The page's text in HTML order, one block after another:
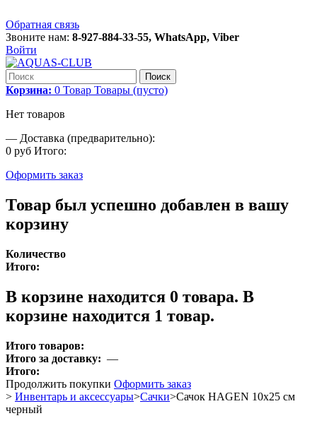
Обратная связь
Звоните нам: 8-927-884-33-55, WhatsApp, Viber
Войти
Поиск
Корзина: 0 Товар Товары (пусто)
Нет товаров
— Доставка (предварительно):
0 руб Итого:
Оформить заказ
Товар был успешно добавлен в вашу
корзину
Количество
Итого:
В корзине находится 0 товара. В
корзине находится 1 товар.
Итого товаров:
Итого за доставку: —
Итого:
Продолжить покупки Оформить заказ
> Инвентарь и аксессуары>Сачки>Сачок HAGEN 10х25 см
черный